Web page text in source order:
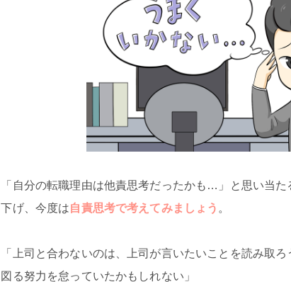
「自分の転職理由は他責思考だったかも…」と思い当
下げ、今度は自責思考で考えてみましょう 。
「上司と合わないのは、上司が言いたいことを読み取
図る努力を怠っていたかもしれない」